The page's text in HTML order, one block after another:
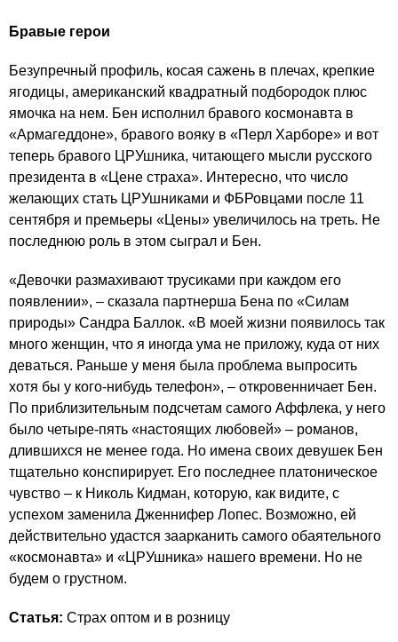
Бравые герои
Безупречный профиль, косая сажень в плечах, крепкие
ягодицы, американский квадратный подбородок плюс
ямочка на нем. Бен исполнил бравого космонавта в
«Армагеддоне», бравого вояку в «Перл Харборе» и вот
теперь бравого ЦРУшника, читающего мысли русского
президента в «Цене страха». Интересно, что число
желающих стать ЦРУшниками и ФБРовцами после 11
сентября и премьеры «Цены» увеличилось на треть. Не
последнюю роль в этом сыграл и Бен.
«Девочки размахивают трусиками при каждом его
появлении», – сказала партнерша Бена по «Силам
природы» Сандра Баллок. «В моей жизни появилось так
много женщин, что я иногда ума не приложу, куда от них
деваться. Раньше у меня была проблема выпросить
хотя бы у кого-нибудь телефон», – откровенничает Бен.
По приблизительным подсчетам самого Аффлека, у него
было четыре-пять «настоящих любовей» – романов,
длившихся не менее года. Но имена своих девушек Бен
тщательно конспирирует. Его последнее платоническое
чувство – к Николь Кидман, которую, как видите, с
успехом заменила Дженнифер Лопес. Возможно, ей
действительно удастся заарканить самого обаятельного
«космонавта» и «ЦРУшника» нашего времени. Но не
будем о грустном.
Статья: Страх оптом и в розницу